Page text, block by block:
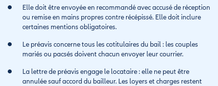
Elle doit être envoyée en recommandé avec accusé de réception
ou remise en mains propres contre récépissé. Elle doit inclure
certaines mentions obligatoires.
Le préavis concerne tous les cotitulaires du bail : les couples
mariés ou pacsés doivent chacun envoyer leur courrier.
La lettre de préavis engage le locataire : elle ne peut être
annulée sauf accord du bailleur. Les loyers et charges restent